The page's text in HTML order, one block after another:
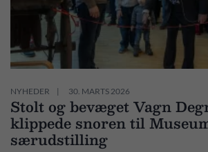
NYHEDER 30. MARTS 2026
Stolt og bevæget Vagn
klippede snoren til
særudstilling